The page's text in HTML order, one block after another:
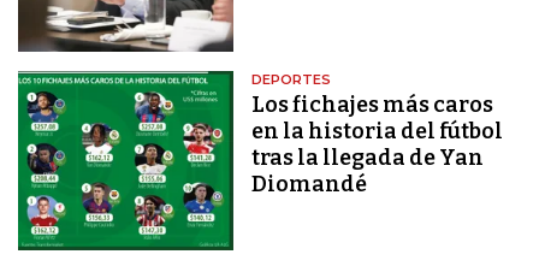
DEPORTES
Los fichajes más caros
en la historia del fútbol
tras la llegada de Yan
Diomandé